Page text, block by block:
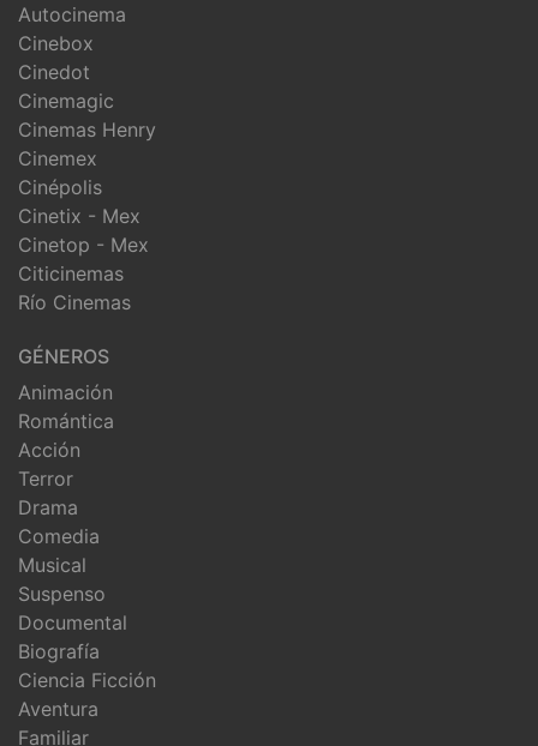
Autocinema
Cinebox
Cinedot
Cinemagic
Cinemas Henry
Cinemex
Cinépolis
Cinetix - Mex
Cinetop - Mex
Citicinemas
Río Cinemas
GÉNEROS
Animación
Romántica
Acción
Terror
Drama
Comedia
Musical
Suspenso
Documental
Biografía
Ciencia Ficción
Aventura
Familiar